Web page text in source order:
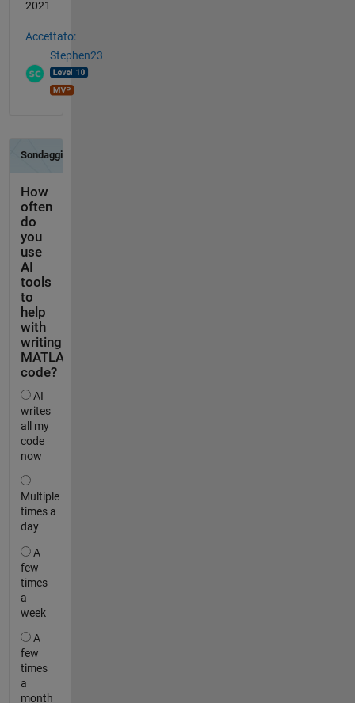
2021
Accettato:
Stephen23